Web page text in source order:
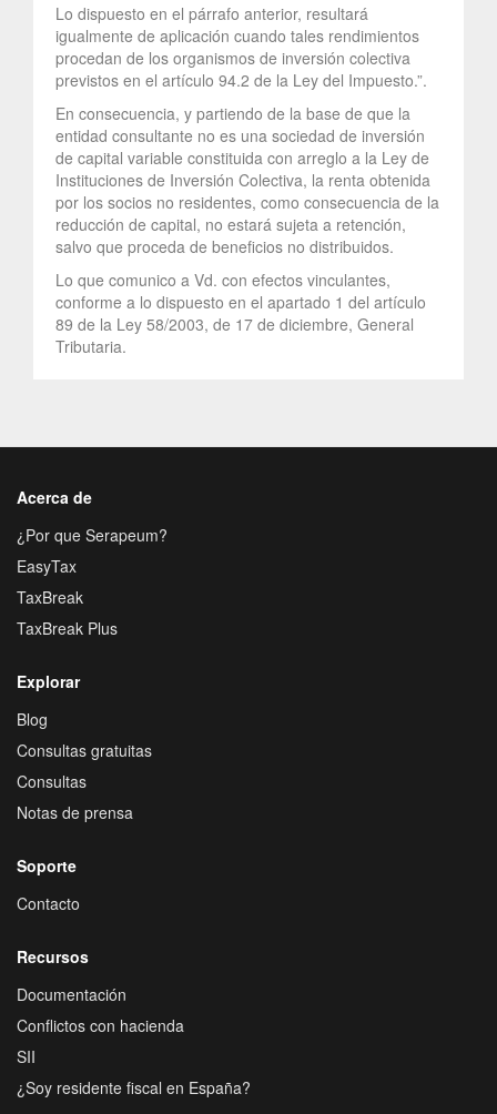
Lo dispuesto en el párrafo anterior, resultará
igualmente de aplicación cuando tales rendimientos
procedan de los organismos de inversión colectiva
previstos en el artículo 94.2 de la Ley del Impuesto.”.
En consecuencia, y partiendo de la base de que la
entidad consultante no es una sociedad de inversión
de capital variable constituida con arreglo a la Ley de
Instituciones de Inversión Colectiva, la renta obtenida
por los socios no residentes, como consecuencia de la
reducción de capital, no estará sujeta a retención,
salvo que proceda de beneficios no distribuidos.
Lo que comunico a Vd. con efectos vinculantes,
conforme a lo dispuesto en el apartado 1 del artículo
89 de la Ley 58/2003, de 17 de diciembre, General
Tributaria.
Acerca de
¿Por que Serapeum?
EasyTax
TaxBreak
TaxBreak Plus
Explorar
Blog
Consultas gratuitas
Consultas
Notas de prensa
Soporte
Contacto
Recursos
Documentación
Conflictos con hacienda
SII
¿Soy residente fiscal en España?